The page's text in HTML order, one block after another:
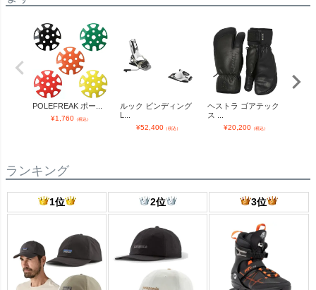
POLEFREAK ポー...
¥1,760（税込）
ルック ビンディング
L...
¥52,400（税込）
ヘストラ ゴアテック
ス ...
¥20,200（税込）
ランキング
1位 2位 3位